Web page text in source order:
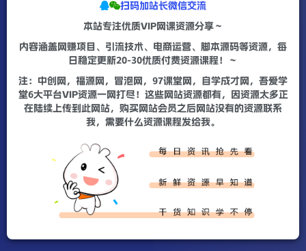
扫码加站长微信交流
本站专注优质VIP网课资源分享～
内容涵盖网赚项目、引流技术、电商运营、脚本源码等资源，每
日稳定更新20-30优质付费资源课程！～
注：中创网，福源网，冒泡网，97课堂网，自学成才网，吾爱学
堂6大平台VIP资源一网打尽！这些网站资源都有，因资源太多正
在陆续上传到此网站，购买网站会员之后网站没有的资源联系
我，需要什么资源课程发给我。